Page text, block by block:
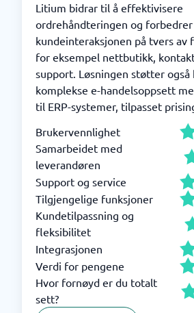
Litium bidrar til å effektivisere
ordrehåndteringen og forbedrer
kundeinteraksjonen på tvers av
for eksempel nettbutikk,
support. Løsningen støtter også
komplekse e-handelsoppsett
til ERP-systemer, tilpasset
Brukervennlighet
Samarbeidet med
leverandøren
Support og service
Tilgjengelige funksjoner
Kundetilpassning og
fleksibilitet
Integrasjonen
Verdi for pengene
Hvor fornøyd er du totalt
sett?